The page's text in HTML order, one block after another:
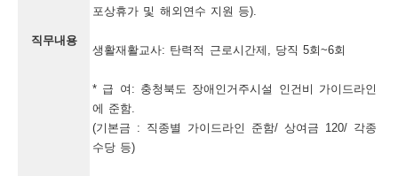
직무내용
포상휴가 및 해외연수 지원 등).
생활재활교사: 탄력적 근로시간제, 당직 5회~6회
* 급 여: 충청북도 장애인거주시설 인건비 가이드라인
에 준함.
(기본금 : 직종별 가이드라인 준함/ 상여금 120/ 각종
수당 등)
양